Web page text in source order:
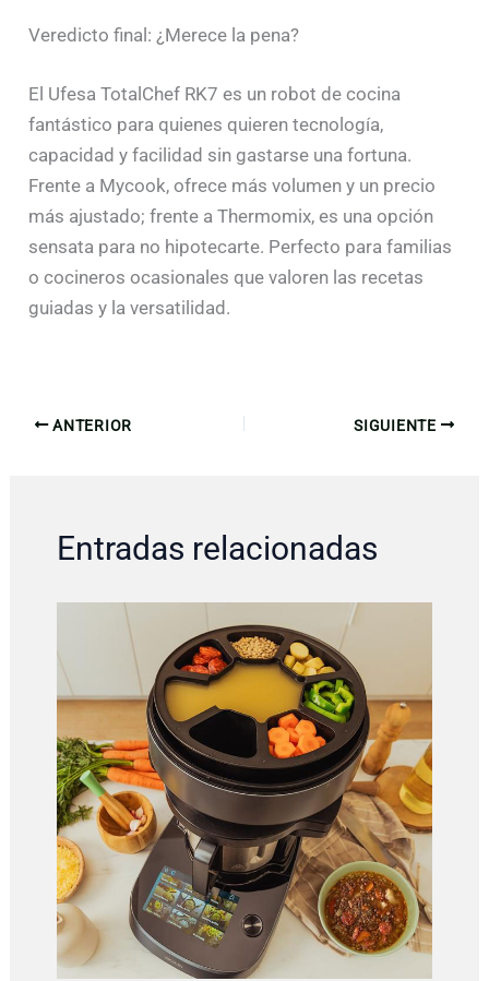
Veredicto final: ¿Merece la pena?
El Ufesa TotalChef RK7 es un robot de cocina
fantástico para quienes quieren tecnología,
capacidad y facilidad sin gastarse una fortuna.
Frente a Mycook, ofrece más volumen y un precio
más ajustado; frente a Thermomix, es una opción
sensata para no hipotecarte. Perfecto para familias
o cocineros ocasionales que valoren las recetas
guiadas y la versatilidad.
ANTERIOR SIGUIENTE
Entradas relacionadas